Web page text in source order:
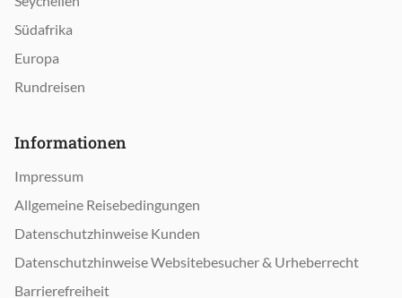
Südafrika
Europa
Rundreisen
Informationen
Impressum
Allgemeine Reisebedingungen
Datenschutzhinweise Kunden
Datenschutzhinweise Websitebesucher & Urheberrecht
Barrierefreiheit